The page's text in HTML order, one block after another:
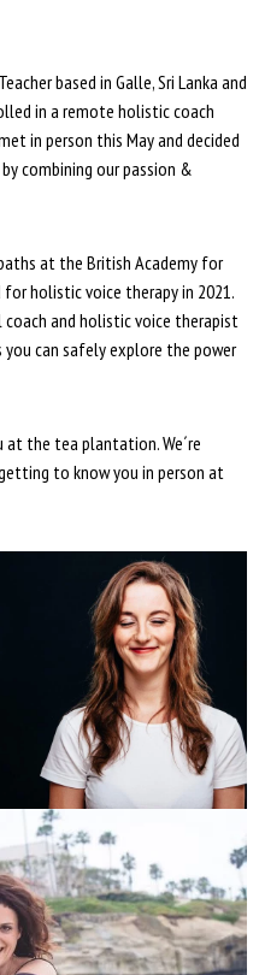
based in Galle, Sri Lanka and
in a remote holistic coach
in person this May and decided
combining our passion &
at the British Academy for
holistic voice therapy in 2021.
coach and holistic voice therapist
can safely explore the power
the tea plantation. We´re
to know you in person at